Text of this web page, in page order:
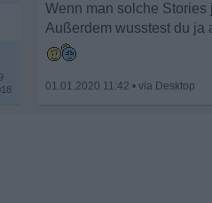
Wenn man solche Stories
Außerdem wusstest du ja
01.01.2020 11:42 •